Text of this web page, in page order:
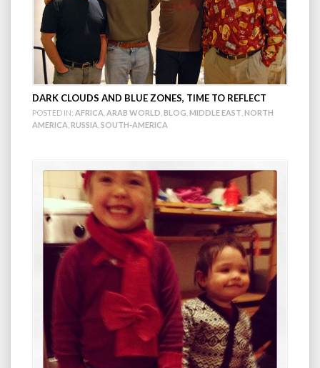
DARK CLOUDS AND BLUE ZONES, TIME TO REFLECT
POSTED IN: AFRICA ARAB WORLD BLOG MIDDLE EAST NORTH
AMERICA RUSSIA SOUTH-AMERICA